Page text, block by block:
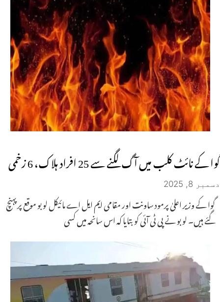
گوا کے نائٹ کلب میں آگ لگنے سے 25 افراد ہلاک، 6 زخمی
دسمبر 8, 2025
گوا کے وزیر اعلیٰ پرمود ساونت اور مقامی ایم ایل اے مائیکل لوبو موقع پر پہنچ
گئے ہیں۔ لوبو نے پی ٹی آئی کو بتایا کہ اس سانحہ میں کسی